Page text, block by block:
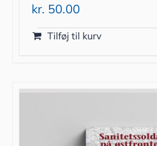
kr. 50.00
Tilføj til kurv